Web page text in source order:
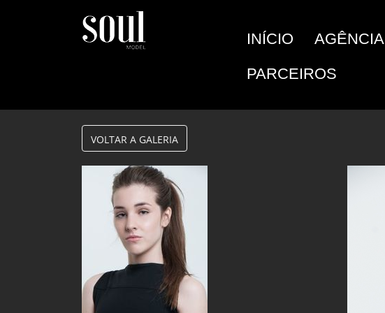
INÍCIO AGÊNCIA
PARCEIROS
VOLTAR A GALERIA